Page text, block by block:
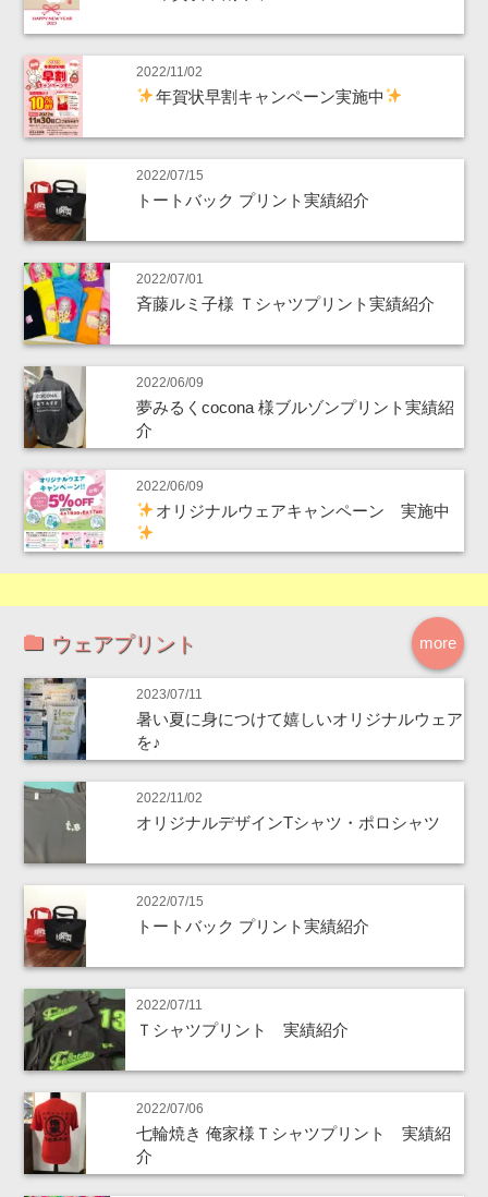
2022/11/02
年賀状早割キャンペーン実施中
2022/07/15
トートバック プリント実績紹介
2022/07/01
斉藤ルミ子様 Ｔシャツプリント実績紹介
2022/06/09
夢みるくcocona 様ブルゾンプリント実績紹
介
2022/06/09
オリジナルウェアキャンペーン 実施中
more
ウェアプリント
2023/07/11
暑い夏に身につけて嬉しいオリジナルウェア
を♪
2022/11/02
オリジナルデザインTシャツ・ポロシャツ
2022/07/15
トートバック プリント実績紹介
2022/07/11
Ｔシャツプリント 実績紹介
2022/07/06
七輪焼き 俺家様Ｔシャツプリント 実績紹
介